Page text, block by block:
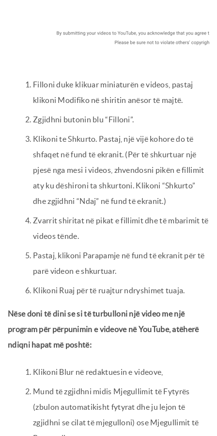
Filloni duke klikuar miniaturën e videos, pastaj
klikoni Modifiko në shiritin anësor të majtë.
Zgjidhni butonin blu “Filloni”.
Klikoni te Shkurto. Pastaj, një vijë kohore do të
shfaqet në fund të ekranit. (Për të shkurtuar një
pjesë nga mesi i videos, zhvendosni pikën e fillimit
aty ku dëshironi ta shkurtoni. Klikoni “Shkurto”
dhe zgjidhni “Ndaj” në fund të ekranit.)
Zvarrit shiritat në pikat e fillimit dhe të mbarimit të
videos tënde.
Pastaj, klikoni Parapamje në fund të ekranit për të
parë videon e shkurtuar.
Klikoni Ruaj për të ruajtur ndryshimet tuaja.
Nëse doni të dini se si të turbulloni një video me një
program për përpunimin e videove në YouTube, atëherë
ndiqni hapat më poshtë:
Klikoni Blur në redaktuesin e videove,
Mund të zgjidhni midis Mjegullimit të Fytyrës
(zbulon automatikisht fytyrat dhe ju lejon të
zgjidhni se cilat të mjegulloni) ose Mjegullimit të